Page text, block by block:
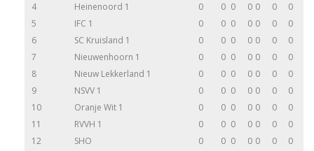
4
Heinenoord 1 0 0 0 0 0 0
0
5
IFC 1 0 0 0 0 0 0
0
6
SC Kruisland 1 0 0 0 0 0 0
0
7
Nieuwenhoorn 1 0 0 0 0 0 0
0
8
Nieuw Lekkerland 1 0 0 0 0 0 0
0
9
NSVV 1 0 0 0 0 0 0
0
10
Oranje Wit 1 0 0 0 0 0 0
0
11
RVVH 1 0 0 0 0 0 0
0
12
SHO 0 0 0 0 0 0
0